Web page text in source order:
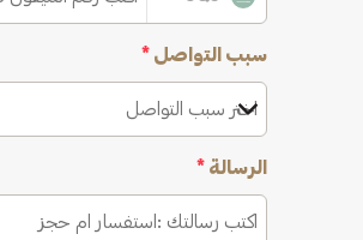
سبب التواصل *
اختر سبب التواصل
الرسالة *